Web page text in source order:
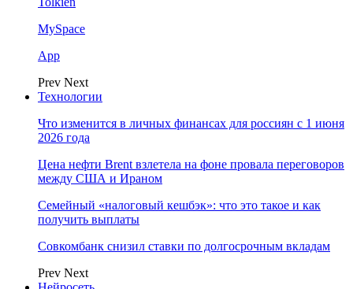
MySpace
App
Prev Next
Технологии
Что изменится в личных финансах для россиян с 1 июня
2026 года
Цена нефти Brent взлетела на фоне провала переговоров
между США и Ираном
Семейный «налоговый кешбэк»: что это такое и как
получить выплаты
Совкомбанк снизил ставки по долгосрочным вкладам
Prev Next